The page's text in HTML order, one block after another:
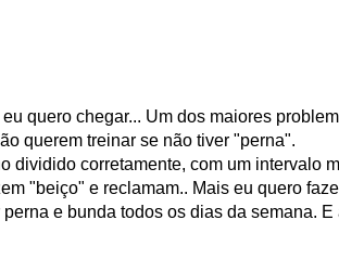
quero chegar... Um dos maiores
querem treinar se não tiver "perna".
dividido corretamente, com um intervalo
"beiço" e reclamam.. Mais eu quero
e bunda todos os dias da semana.